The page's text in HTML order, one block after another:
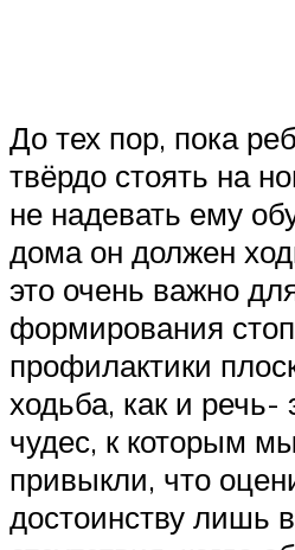
До тех пор, пока
твёрдо стоять на
не надевать ему
дома он должен
это очень важно
формирования
профилактики
ходьба, как и речь-
чудес, к которым
привыкли, что
достоинству лишь